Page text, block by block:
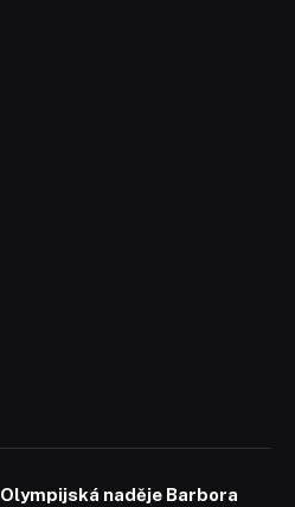
Olympijská naděje Barbora